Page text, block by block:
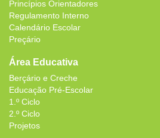
Princípios Orientadores
Regulamento Interno
Calendário Escolar
Preçário
Área Educativa
Berçário e Creche
Educação Pré-Escolar
1.º Ciclo
2.º Ciclo
Projetos